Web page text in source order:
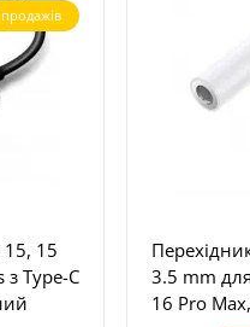
15, 15
Type-C
3.5 mm
16 Pro